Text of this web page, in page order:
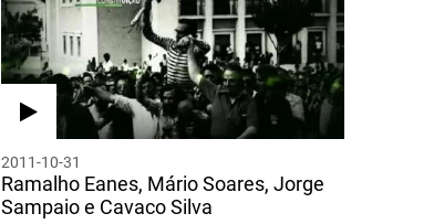
2011-10-31
Ramalho Eanes, Mário Soares, Jorge
Sampaio e Cavaco Silva